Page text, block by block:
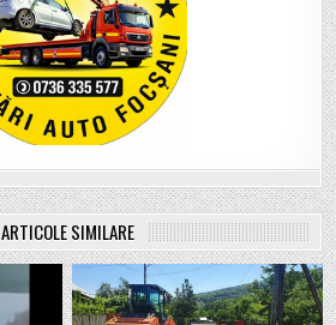
ARTICOLE SIMILARE